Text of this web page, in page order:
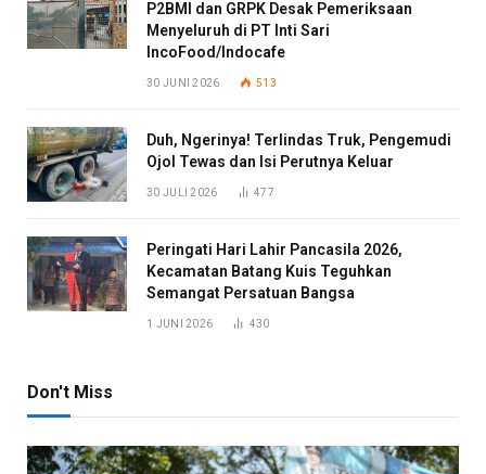
P2BMI dan GRPK Desak Pemeriksaan
Menyeluruh di PT Inti Sari
IncoFood/Indocafe
30 JUNI 2026 513
Duh, Ngerinya! Terlindas Truk, Pengemudi
Ojol Tewas dan Isi Perutnya Keluar
30 JULI 2026 477
Peringati Hari Lahir Pancasila 2026,
Kecamatan Batang Kuis Teguhkan
Semangat Persatuan Bangsa
1 JUNI 2026 430
Don't Miss